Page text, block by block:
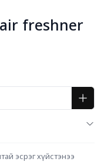
freshner
эсрэг хүйстэнээ